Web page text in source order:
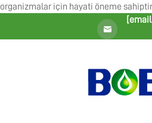
organizmalar için hayati öneme